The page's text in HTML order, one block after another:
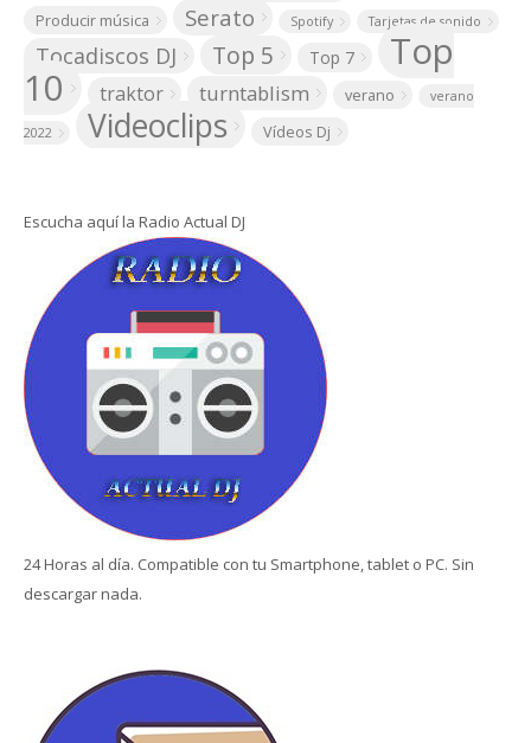
Producir música Serato Spotify Tarjetas de sonido
Tocadiscos DJ Top 5 Top 7 Top
10 traktor turntablism verano verano
2022 Videoclips Vídeos Dj
Escucha aquí la Radio Actual DJ
24 Horas al día. Compatible con tu Smartphone, tablet o PC. Sin
descargar nada.